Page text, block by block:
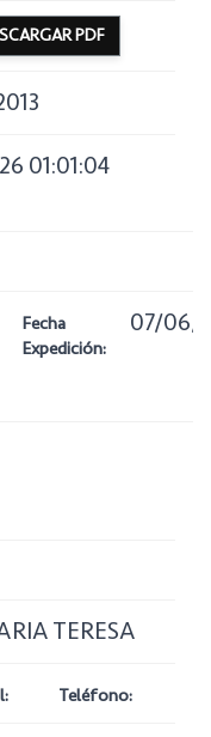
PDF
01:01:04
Fecha
Expedición:
07/06/
TERESA
Teléfono: